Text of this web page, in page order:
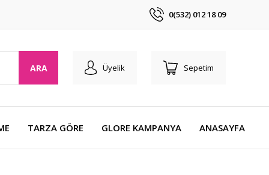
0(532) 012 18 09
ARA Üyelik Sepetim
TARZA GÖRE GLORE KAMPANYA ANASAYFA